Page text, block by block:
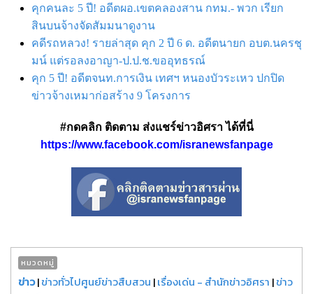
คุกคนละ 5 ปี! อดีตผอ.เขตคลองสาน กทม.- พวก เรียก
สินบนจ้างจัดสัมมนาดูงาน
คดีรถหลวง! รายล่าสุด คุก 2 ปี 6 ด. อดีตนายก อบต.นครชุ
มน์ แต่รอลงอาญา-ป.ป.ช.ขออุทธรณ์
คุก 5 ปี! อดีตจนท.การเงิน เทศฯ หนองบัวระเหว ปกปิด
ข่าวจ้างเหมาก่อสร้าง 9 โครงการ
#กดคลิก ติดตาม ส่งแชร์ข่าวอิศรา ได้ที่นี่
https://www.facebook.com/isranewsfanpage
หมวดหมู่
ข่าว|ข่าวทั่วไปศูนย์ข่าวสืบสวน |เรื่องเด่น - สำนักข่าวอิศรา |ข่าว